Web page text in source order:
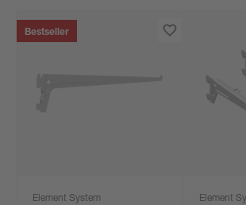
Bestseller
Element System Element